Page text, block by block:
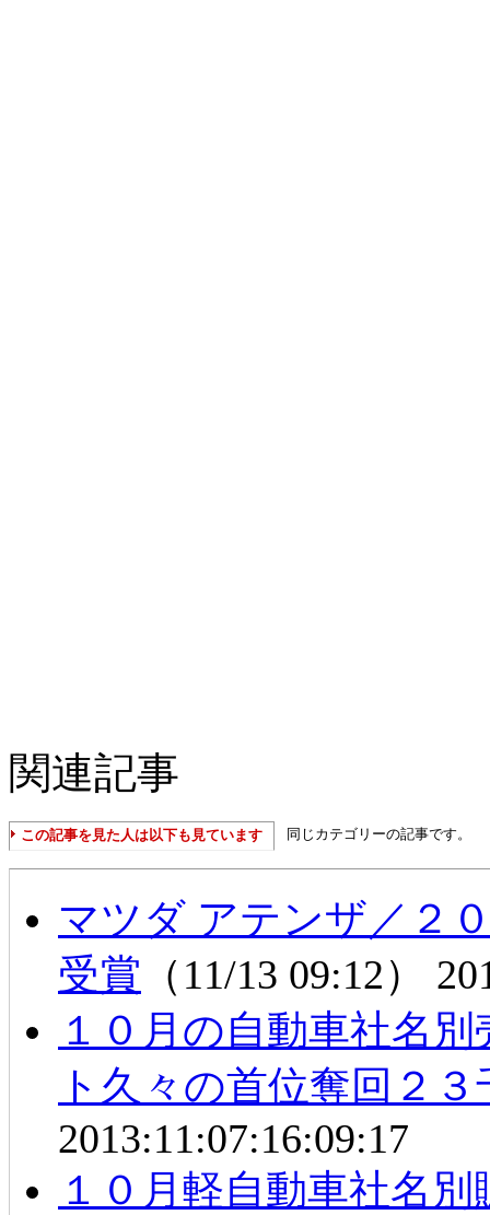
関連記事
この記事を見た人は以下も見ています 同じカテゴリーの記事です。
マツダ アテンザ／２
受賞 （11/13 09:12）
１０月の自動車社名
ト久々の首位奪回２３
2013:11:07:16:09:17
１０月軽自動車社名